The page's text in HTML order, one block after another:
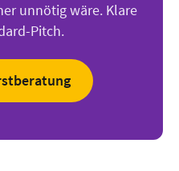
unnötig wäre. Klare
Pitch.